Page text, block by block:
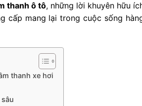
thanh ô tô, những lời khuyên hữu
cấp mang lại trong cuộc sống
thanh xe hơi